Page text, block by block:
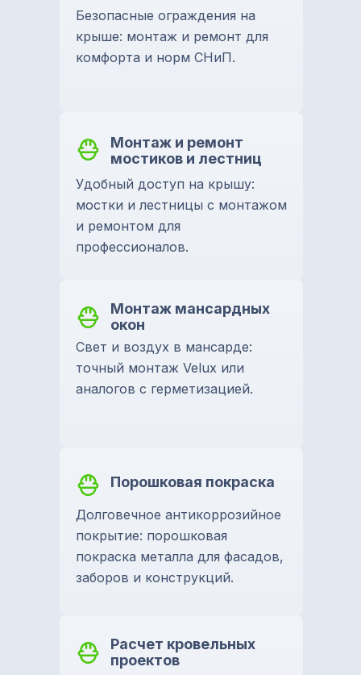
Безопасные ограждения на
крыше: монтаж и ремонт для
комфорта и норм СНиП.
Монтаж и ремонт
мостиков и лестниц
Удобный доступ на крышу:
мостки и лестницы с монтажом
и ремонтом для
профессионалов.
Монтаж мансардных
окон
Свет и воздух в мансарде:
точный монтаж Velux или
аналогов с герметизацией.
Порошковая покраска
Долговечное антикоррозийное
покрытие: порошковая
покраска металла для фасадов,
заборов и конструкций.
Расчет кровельных
проектов